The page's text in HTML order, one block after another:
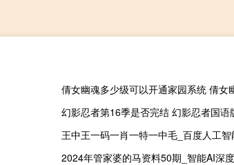
倩女幽魂多少级可以开通家园系统 倩女
幻影忍者第16季是否完结 幻影忍者国语
王中王一码一肖一特一中毛_百度人工
2024年管家婆的马资料50期_智能AI深